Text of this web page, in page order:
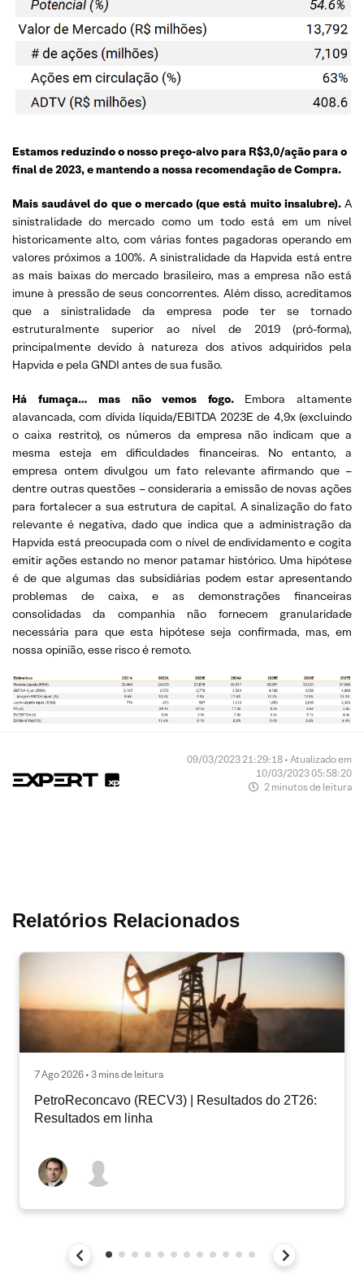
Estamos reduzindo o nosso preço-alvo para R$3,0/ação para o
final de 2023, e mantendo a nossa recomendação de Compra.
Mais saudável do que o mercado (que está muito insalubre). A
sinistralidade do mercado como um todo está em um nível
historicamente alto, com várias fontes pagadoras operando em
valores próximos a 100%. A sinistralidade da Hapvida está entre
as mais baixas do mercado brasileiro, mas a empresa não está
imune à pressão de seus concorrentes. Além disso, acreditamos
que a sinistralidade da empresa pode ter se tornado
estruturalmente superior ao nível de 2019 (pró-forma),
principalmente devido à natureza dos ativos adquiridos pela
Hapvida e pela GNDI antes de sua fusão.
Há fumaça… mas não vemos fogo.Embora altamente
alavancada, com dívida líquida/EBITDA 2023E de 4,9x (excluindo
o caixa restrito), os números da empresa não indicam que a
mesma esteja em dificuldades financeiras. No entanto, a
empresa ontem divulgou um fato relevante afirmando que –
dentre outras questões – consideraria a emissão de novas ações
para fortalecer a sua estrutura de capital. A sinalização do fato
relevante é negativa, dado que indica que a administração da
Hapvida está preocupada com o nível de endividamento e cogita
emitir ações estando no menor patamar histórico. Uma hipótese
é de que algumas das subsidiárias podem estar apresentando
problemas de caixa, e as demonstrações financeiras
consolidadas da companhia não fornecem granularidade
necessária para que esta hipótese seja confirmada, mas, em
nossa opinião, esse risco é remoto.
09/03/2023 21:29:18 • Atualizado em
10/03/2023 05:58:20
2 minutos de leitura
Relatórios Relacionados
7 Ago 2026 • 3 mins de leitura
PetroReconcavo (RECV3) | Resultados do 2T26:
Resultados em linha